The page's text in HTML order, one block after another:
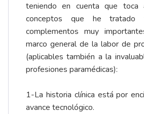
teniendo en cuenta que toca
conceptos que he
complementos muy
marco general de la labor de
(aplicables también a la
profesiones paramédicas):
1-La historia clínica está por
avance tecnológico.